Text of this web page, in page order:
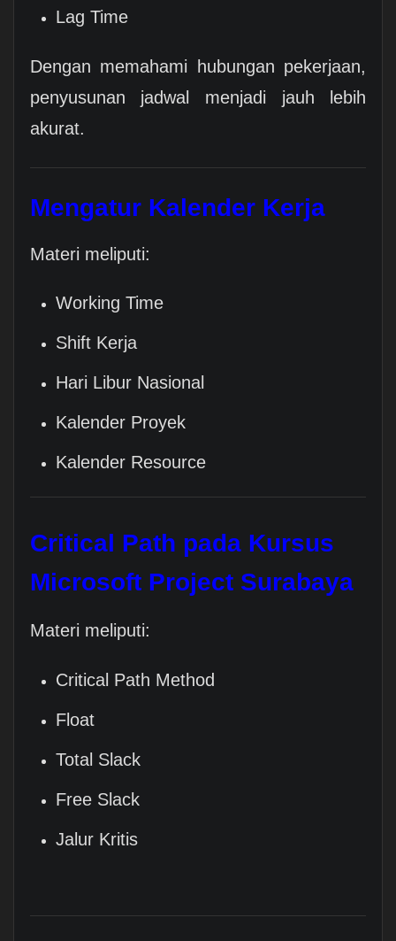
Lag Time
Dengan memahami hubungan pekerjaan,
penyusunan jadwal menjadi jauh lebih
akurat.
Mengatur Kalender Kerja
Materi meliputi:
Working Time
Shift Kerja
Hari Libur Nasional
Kalender Proyek
Kalender Resource
Critical Path pada Kursus
Microsoft Project Surabaya
Materi meliputi:
Critical Path Method
Float
Total Slack
Free Slack
Jalur Kritis